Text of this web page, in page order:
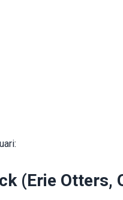
(Erie Otters,